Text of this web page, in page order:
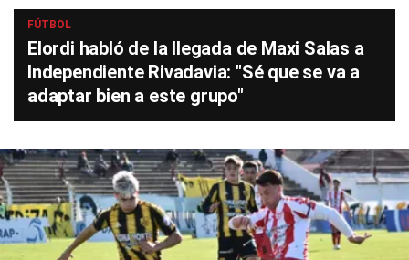
FÚTBOL
Elordi habló de la llegada de Maxi Salas a
Independiente Rivadavia: "Sé que se va a
adaptar bien a este grupo"